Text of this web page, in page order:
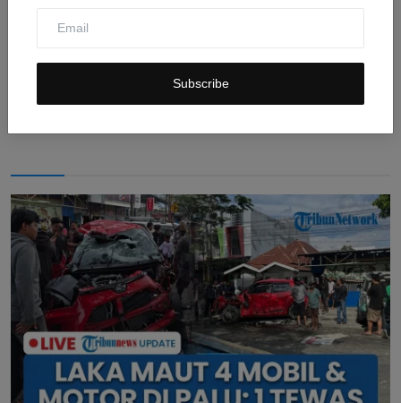
Subscribe
China Terus Lakukan Pencarian Korban Tanah
Longsor, 51 ...